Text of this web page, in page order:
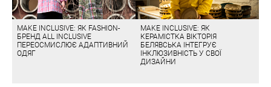
MAKE INCLUSIVE: ЯК FASHION-
БРЕНД ALL INCLUSIVE
ПЕРЕОСМИСЛЮЄ АДАПТИВНИЙ
ОДЯГ
MAKE INCLUSIVE: ЯК
КЕРАМІСТКА ВІКТОРІЯ
БЕЛЯВСЬКА ІНТЕГРУЄ
ІНКЛЮЗИВНІСТЬ У СВОЇ
ДИЗАЙНИ